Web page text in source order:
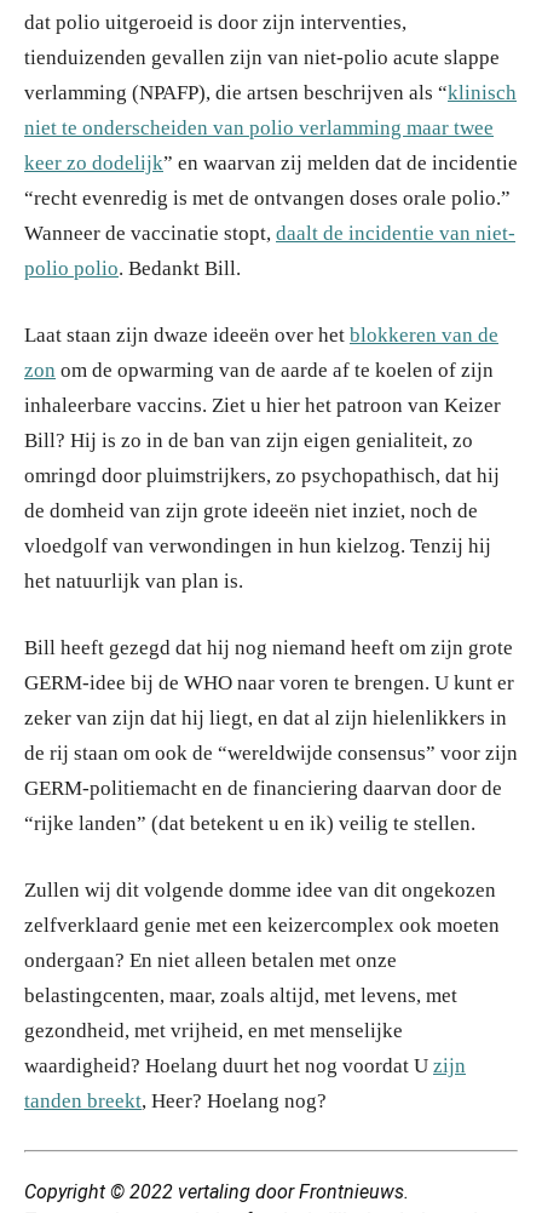
dat polio uitgeroeid is door zijn interventies,
tienduizenden gevallen zijn van niet-polio acute slappe
verlamming (NPAFP), die artsen beschrijven als “klinisch
niet te onderscheiden van polio verlamming maar twee
keer zo dodelijk” en waarvan zij melden dat de incidentie
“recht evenredig is met de ontvangen doses orale polio.”
Wanneer de vaccinatie stopt, daalt de incidentie van niet-
polio polio. Bedankt Bill.
Laat staan zijn dwaze ideeën over het blokkeren van de
zon om de opwarming van de aarde af te koelen of zijn
inhaleerbare vaccins. Ziet u hier het patroon van Keizer
Bill? Hij is zo in de ban van zijn eigen genialiteit, zo
omringd door pluimstrijkers, zo psychopathisch, dat hij
de domheid van zijn grote ideeën niet inziet, noch de
vloedgolf van verwondingen in hun kielzog. Tenzij hij
het natuurlijk van plan is.
Bill heeft gezegd dat hij nog niemand heeft om zijn grote
GERM-idee bij de WHO naar voren te brengen. U kunt er
zeker van zijn dat hij liegt, en dat al zijn hielenlikkers in
de rij staan om ook de “wereldwijde consensus” voor zijn
GERM-politiemacht en de financiering daarvan door de
“rijke landen” (dat betekent u en ik) veilig te stellen.
Zullen wij dit volgende domme idee van dit ongekozen
zelfverklaard genie met een keizercomplex ook moeten
ondergaan? En niet alleen betalen met onze
belastingcenten, maar, zoals altijd, met levens, met
gezondheid, met vrijheid, en met menselijke
waardigheid? Hoelang duurt het nog voordat U zijn
tanden breekt, Heer? Hoelang nog?
Copyright © 2022 vertaling door Frontnieuws.